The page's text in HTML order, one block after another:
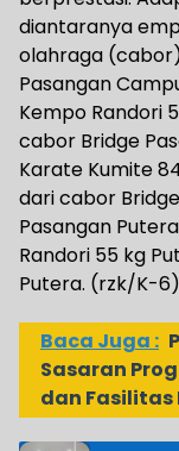
diantaranya
olahraga
Pasangan
Kempo Randori
cabor Bridge
Karate Kumite
dari cabor
Pasangan
Randori 55 kg
Putera. (rzk/K-6)
Baca Juga :
Sasaran
dan Fasilitas